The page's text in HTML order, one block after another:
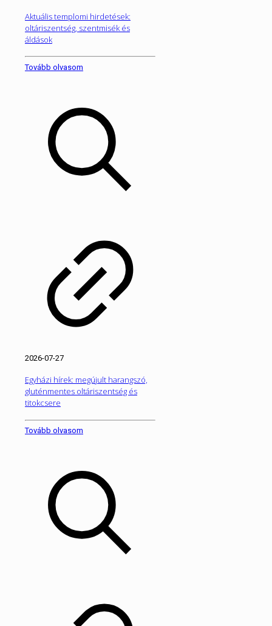
Aktuális templomi hirdetések:
oltáriszentség, szentmisék és
áldások
Tovább olvasom
2026-07-27
Egyházi hírek: megújult harangszó,
gluténmentes oltáriszentség és
titokcsere
Tovább olvasom